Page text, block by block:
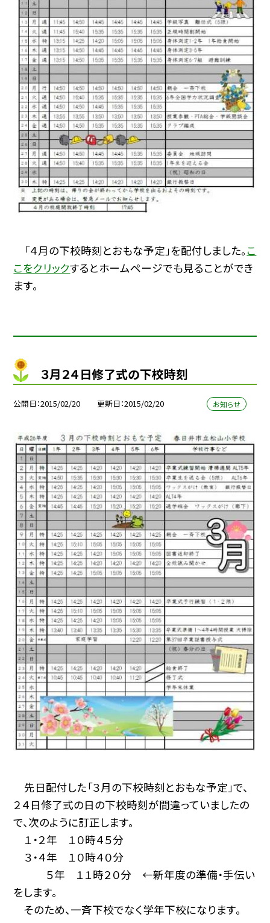
「４月の下校時刻とおもな予定」を配付しました。 こ
こをクリックするとホームページでも見ることができ
ます。
３月２４日修了式の下校時刻
公開日 2015/02/20 更新日 2015/02/20 お知らせ
先日配付した「３月の下校時刻とおもな予定」で、
２４日修了式の日の下校時刻が間違っていましたの
で、次のように訂正します。
１・２年 １０時４５分
３・４年 １０時４０分
５年 １１時２０分 ←新年度の準備・手伝い
をします。
そのため、一斉下校でなく学年下校になります。